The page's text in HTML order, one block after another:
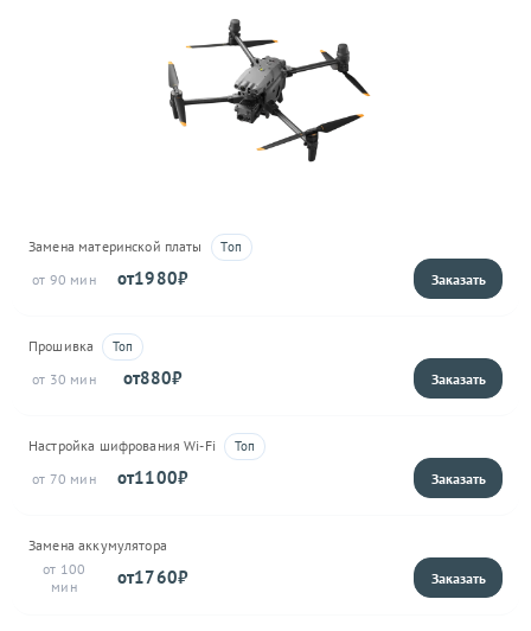
Замена материнской платы
90
1980
Прошивка
30
880
Настройка шифрования Wi-Fi
70
1100
Замена аккумулятора
100
1760